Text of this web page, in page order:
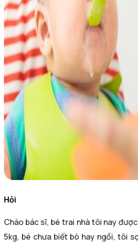
Hỏi
Chào bác sĩ, bé trai nhà tôi nay
5kg, bé chưa biết bò hay ngồi, tôi